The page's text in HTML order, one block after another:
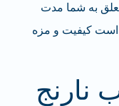
به شما مدت
است کیفیت و مزه
نارنج